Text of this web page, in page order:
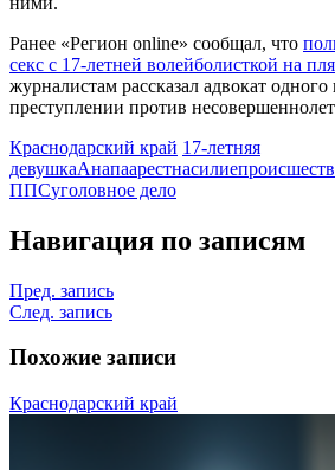
Ранее «Регион online» сообщал, что
секс с 17-летней волейболисткой на
журналистам рассказал адвокат
преступлении против
Краснодарский край 17-летняя
девушкаАнапаарестнасилие
ППСуголовное дело
Навигация по записям
Пред. запись
След. запись
Похожие записи
Краснодарский край